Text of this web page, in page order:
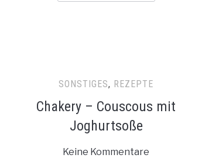
SONSTIGES, REZEPTE
Chakery – Couscous mit
Joghurtsoße
Keine Kommentare